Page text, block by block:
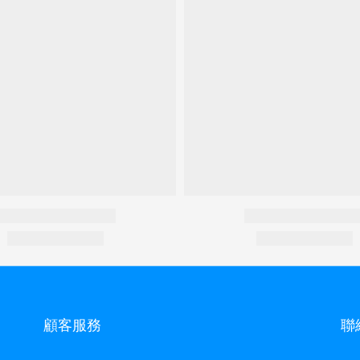
顧客服務 聯